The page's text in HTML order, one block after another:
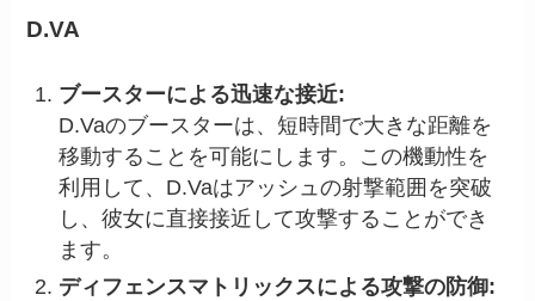
D.VA
ブースターによる迅速な接近:
D.Vaのブースターは、短時間で大きな距離を
移動することを可能にします。この機動性を
利用して、D.Vaはアッシュの射撃範囲を突破
し、彼女に直接接近して攻撃することができ
ます。
ディフェンスマトリックスによる攻撃の防御: